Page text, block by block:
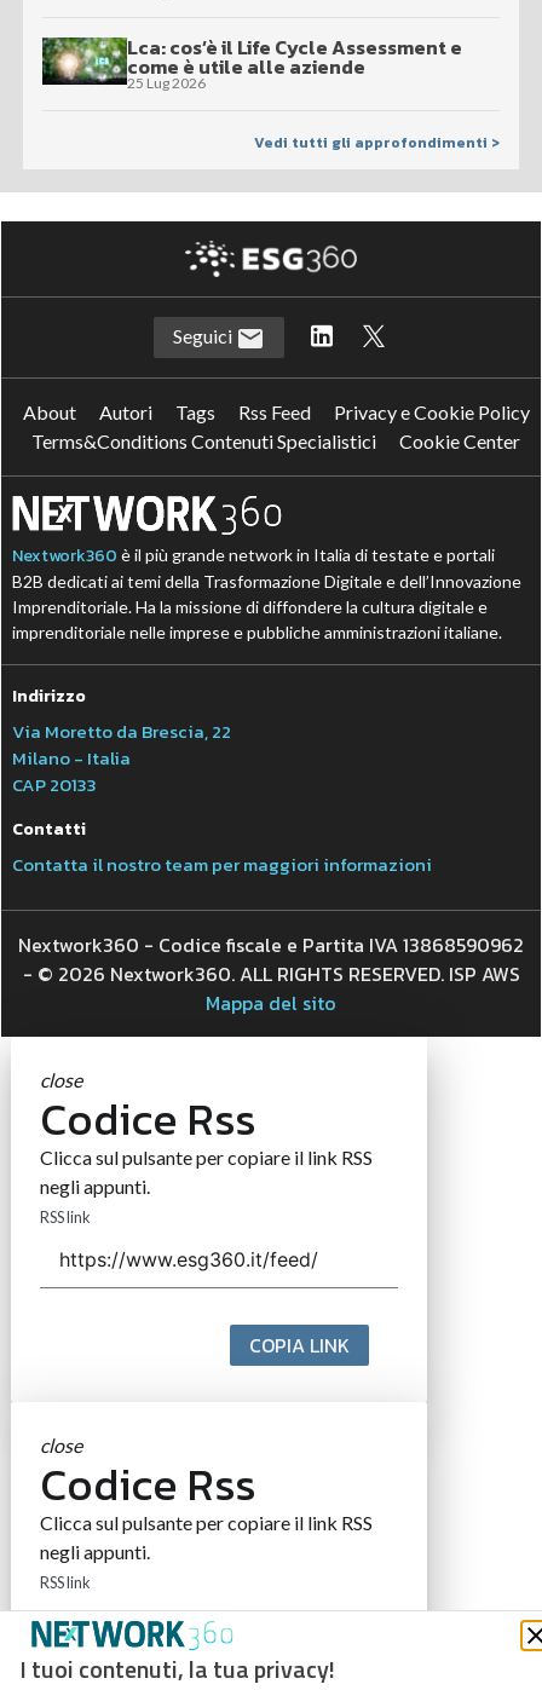
Lca: cos’è il Life Cycle Assessment e
come è utile alle aziende
25 Lug 2026
Vedi tutti gli approfondimenti >
I tuoi contenuti, la tua privacy!
Seguici
About Autori Tags Rss Feed
Privacy e Cookie Policy
Terms&Conditions Contenuti Specialistici
Cookie Center
Nextwork360 è il più grande network in Italia di testate e portali
B2B dedicati ai temi della Trasformazione Digitale e dell’Innovazione
Imprenditoriale. Ha la missione di diffondere la cultura digitale e
imprenditoriale nelle imprese e pubbliche amministrazioni italiane.
Indirizzo
Via Moretto da Brescia, 22
Milano - Italia
CAP 20133
Contatti
Contatta il nostro team per maggiori informazioni
Nextwork360 - Codice fiscale e Partita IVA 13868590962
- © 2026 Nextwork360. ALL RIGHTS RESERVED. ISP AWS
Mappa del sito
close
Codice Rss
Clicca sul pulsante per copiare il link RSS
negli appunti.
RSS link
COPIA LINK
close
Codice Rss
Clicca sul pulsante per copiare il link RSS
negli appunti.
RSS link